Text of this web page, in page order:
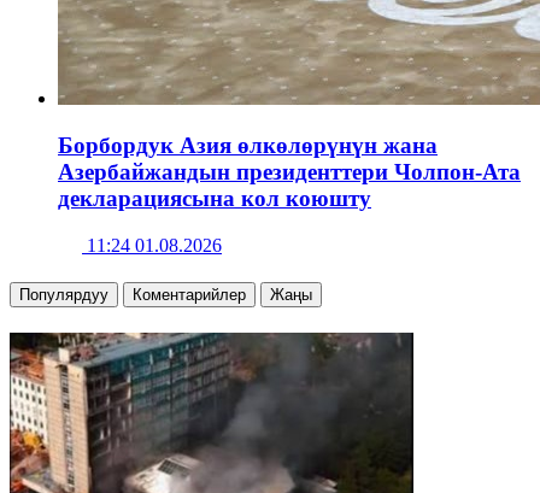
Борбордук Азия өлкөлөрүнүн жана
Азербайжандын президенттери Чолпон-Ата
декларациясына кол коюшту
11:24 01.08.2026
Популярдуу Коментарийлер Жаңы